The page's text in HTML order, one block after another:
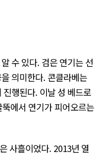
수 있다. 검은 연기는 선
의미한다. 콘클라베는
행된다. 이날 성 베드로
에서 연기가 피어오르는
사흘이었다. 2013년 열